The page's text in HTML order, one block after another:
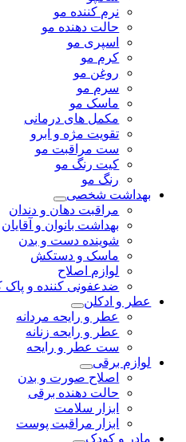
نرم کننده مو
حالت دهنده مو
اسپری مو
کرم مو
روغن مو
سرم مو
ماسک مو
مکمل های درمانی
تقویت مژه و ابرو
ست مراقبت مو
کیت رنگ مو
رنگ مو
بهداشت شخصی
مراقبت دهان و دندان
بهداشت بانوان و آقایان
شوینده دست و بدن
ماسک و دستکش
لوازم اصلاح
ضدعفونی کننده و پاک کننده
عطر و ادکلن
عطر و رایحه مردانه
عطر و رایحه زنانه
ست عطر و رایحه
لوازم برقی
اصلاح صورت و بدن
حالت دهنده برقی
ابزار سلامت
ابزار مراقبت پوست
مادر و کودک